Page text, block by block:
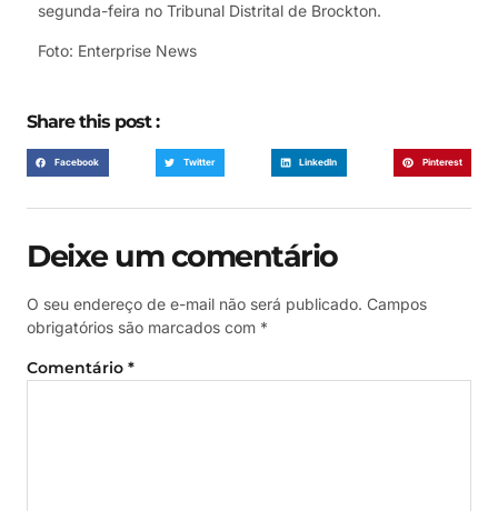
segunda-feira no Tribunal Distrital de Brockton.
Foto: Enterprise News
Share this post :
Facebook Twitter LinkedIn Pinterest
Deixe um comentário
O seu endereço de e-mail não será publicado. Campos
obrigatórios são marcados com *
Comentário *